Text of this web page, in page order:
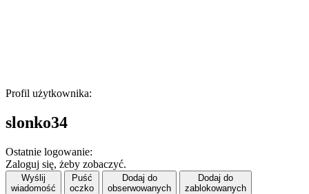
Profil użytkownika:
slonko34
Ostatnie logowanie:
Zaloguj się, żeby zobaczyć.
Wyślij
wiadomość
Puść
oczko
Dodaj do
obserwowanych
Dodaj do
zablokowanych